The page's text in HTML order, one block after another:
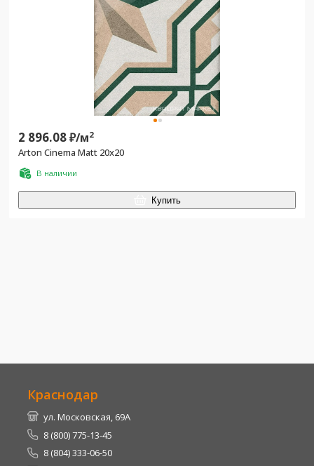
2 896.08₽/м2
Arton Cinema Matt 20x20
В наличии
Купить
Краснодар
ул. Московская, 69А
8 (800) 775-13-45
8 (804) 333-06-50